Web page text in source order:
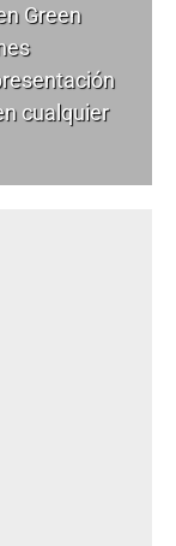
Green
cualquier